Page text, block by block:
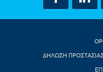
ΔΗΛΩΣΗ